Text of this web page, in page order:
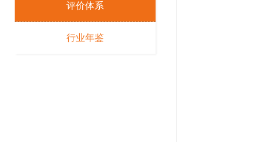
评价体系
行业年鉴